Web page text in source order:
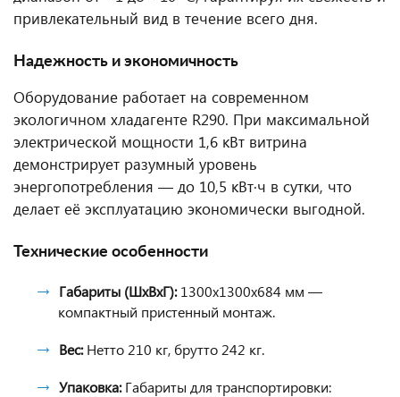
привлекательный вид в течение всего дня.
Надежность и экономичность
Оборудование работает на современном
экологичном хладагенте R290. При максимальной
электрической мощности 1,6 кВт витрина
демонстрирует разумный уровень
энергопотребления — до 10,5 кВт·ч в сутки, что
делает её эксплуатацию экономически выгодной.
Технические особенности
Габариты (ШxВxГ):1300x1300x684 мм —
компактный пристенный монтаж.
Вес:Нетто 210 кг, брутто 242 кг.
Упаковка:Габариты для транспортировки: